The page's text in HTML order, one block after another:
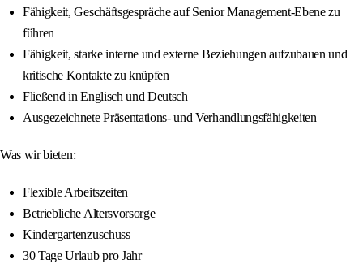
Fähigkeit, Geschäftsgespräche auf Senior Management-Ebene zu
führen
Fähigkeit, starke interne und externe Beziehungen aufzubauen und
kritische Kontakte zu knüpfen
Fließend in Englisch und Deutsch
Ausgezeichnete Präsentations- und Verhandlungsfähigkeiten
Was wir bieten:
Flexible Arbeitszeiten
Betriebliche Altersvorsorge
Kindergartenzuschuss
30 Tage Urlaub pro Jahr